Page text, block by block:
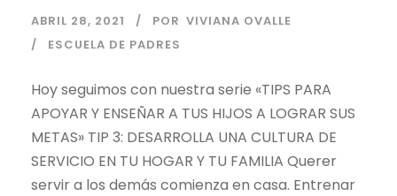
ABRIL 28, 2021 POR VIVIANA OVALLE
ESCUELA DE PADRES
Hoy seguimos con nuestra serie «TIPS PARA
APOYAR Y ENSEÑAR A TUS HIJOS A LOGRAR SUS
METAS» TIP 3: DESARROLLA UNA CULTURA DE
SERVICIO EN TU HOGAR Y TU FAMILIA Querer
servir a los demás comienza en casa. Entrenar